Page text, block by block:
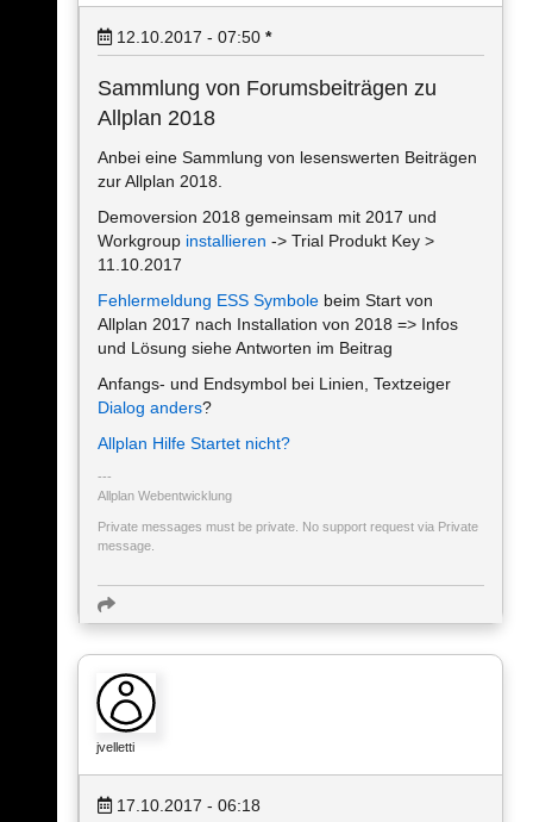
12.10.2017 - 07:50 *
Sammlung von Forumsbeiträgen zu
Allplan 2018
Anbei eine Sammlung von lesenswerten Beiträgen
zur Allplan 2018.
Demoversion 2018 gemeinsam mit 2017 und
Workgroup installieren -> Trial Produkt Key >
11.10.2017
Fehlermeldung ESS Symbole beim Start von
Allplan 2017 nach Installation von 2018 => Infos
und Lösung siehe Antworten im Beitrag
Anfangs- und Endsymbol bei Linien, Textzeiger
Dialog anders?
Allplan Hilfe Startet nicht?
Allplan Webentwicklung
Private messages must be private. No support request via Private
message.
jvelletti
17.10.2017 - 06:18